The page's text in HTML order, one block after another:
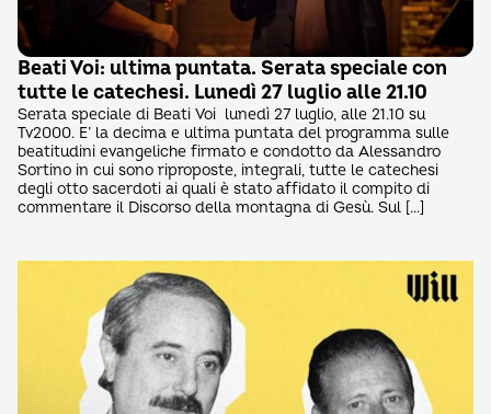
Beati Voi: ultima puntata. Serata speciale con
tutte le catechesi. Lunedì 27 luglio alle 21.10
Serata speciale di Beati Voi lunedì 27 luglio, alle 21.10 su
Tv2000. E’ la decima e ultima puntata del programma sulle
beatitudini evangeliche firmato e condotto da Alessandro
Sortino in cui sono riproposte, integrali, tutte le catechesi
degli otto sacerdoti ai quali è stato affidato il compito di
commentare il Discorso della montagna di Gesù. Sul […]